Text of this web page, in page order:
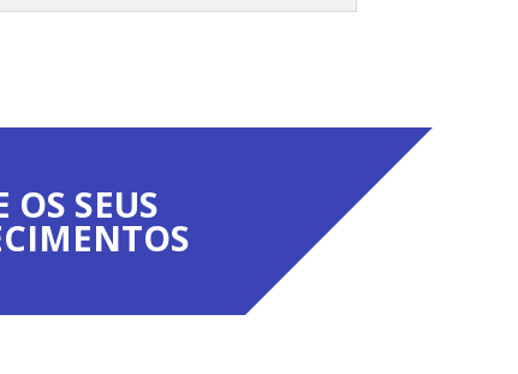
OS SEUS